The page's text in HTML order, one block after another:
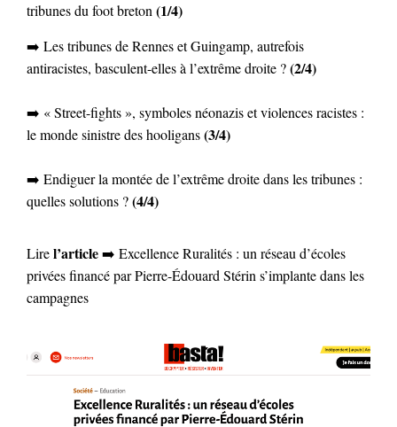
tribunes du foot breton(1/4)
➡️ Les tribunes de Rennes et Guingamp, autrefois
antiracistes, basculent-elles à l’extrême droite ?(2/4)
➡️ « Street-fights », symboles néonazis et violences racistes :
le monde sinistre des hooligans(3/4)
➡️ Endiguer la montée de l’extrême droite dans les tribunes :
quelles solutions ?(4/4)
Lirel’article➡️ Excellence Ruralités : un réseau d’écoles
privées financé par Pierre-Édouard Stérin s’implante dans les
campagnes